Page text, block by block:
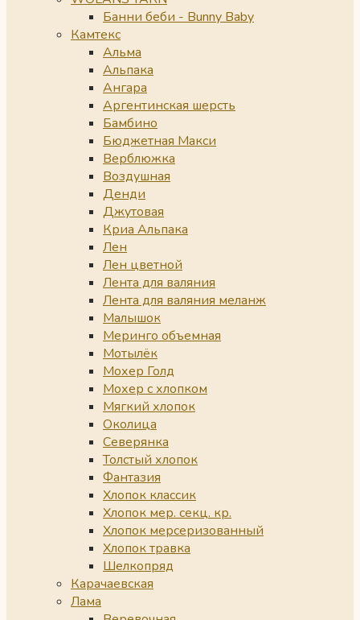
Банни беби - Bunny Baby
Камтекс
Альма
Альпака
Ангара
Аргентинская шерсть
Бамбино
Бюджетная Макси
Верблюжка
Воздушная
Денди
Джутовая
Криа Альпака
Лен
Лен цветной
Лента для валяния
Лента для валяния меланж
Малышок
Меринго объемная
Мотылёк
Мохер Голд
Мохер с хлопком
Мягкий хлопок
Околица
Северянка
Толстый хлопок
Фантазия
Хлопок классик
Хлопок мер. секц. кр.
Хлопок мерсеризованный
Хлопок травка
Шелкопряд
Карачаевская
Лама